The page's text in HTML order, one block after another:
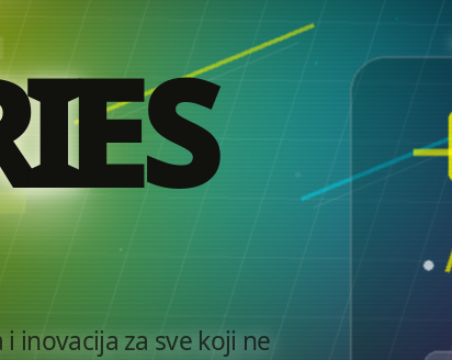
ES
inovacija za sve koji ne